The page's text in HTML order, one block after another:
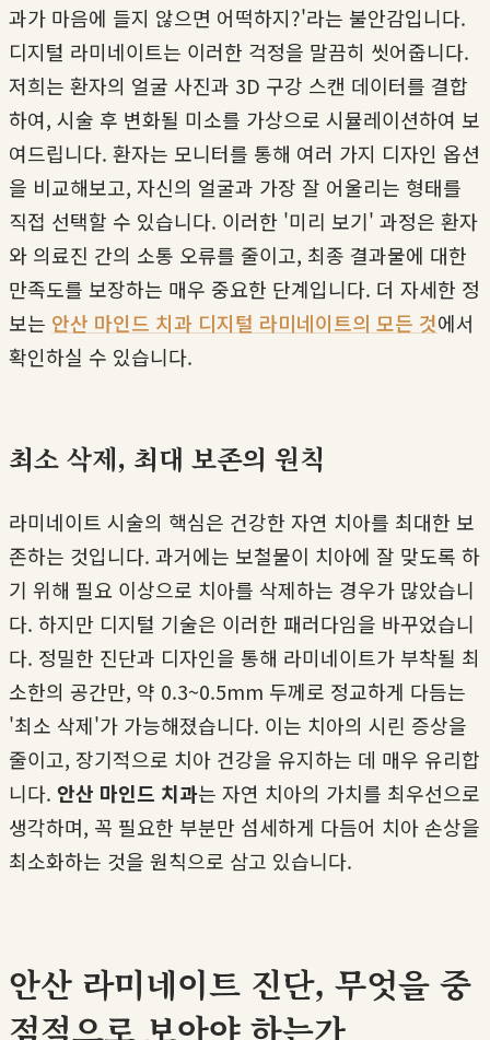
과가 마음에 들지 않으면 어떡하지?'라는 불안감입니다.
디지털 라미네이트는 이러한 걱정을 말끔히 씻어줍니다.
저희는 환자의 얼굴 사진과 3D 구강 스캔 데이터를 결합
하여, 시술 후 변화될 미소를 가상으로 시뮬레이션하여 보
여드립니다. 환자는 모니터를 통해 여러 가지 디자인 옵션
을 비교해보고, 자신의 얼굴과 가장 잘 어울리는 형태를
직접 선택할 수 있습니다. 이러한 '미리 보기' 과정은 환자
와 의료진 간의 소통 오류를 줄이고, 최종 결과물에 대한
만족도를 보장하는 매우 중요한 단계입니다. 더 자세한 정
보는 안산 마인드 치과 디지털 라미네이트의 모든 것에서
확인하실 수 있습니다.
최소 삭제, 최대 보존의 원칙
라미네이트 시술의 핵심은 건강한 자연 치아를 최대한 보
존하는 것입니다. 과거에는 보철물이 치아에 잘 맞도록 하
기 위해 필요 이상으로 치아를 삭제하는 경우가 많았습니
다. 하지만 디지털 기술은 이러한 패러다임을 바꾸었습니
다. 정밀한 진단과 디자인을 통해 라미네이트가 부착될 최
소한의 공간만, 약 0.3~0.5mm 두께로 정교하게 다듬는
'최소 삭제'가 가능해졌습니다. 이는 치아의 시린 증상을
줄이고, 장기적으로 치아 건강을 유지하는 데 매우 유리합
니다. 안산 마인드 치과는 자연 치아의 가치를 최우선으로
생각하며, 꼭 필요한 부분만 섬세하게 다듬어 치아 손상을
최소화하는 것을 원칙으로 삼고 있습니다.
안산 라미네이트 진단, 무엇을 중
점적으로 보아야 하는가